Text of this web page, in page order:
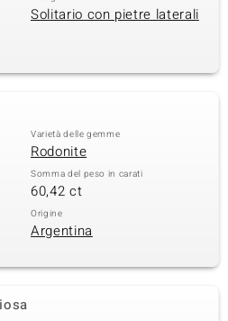
Solitario con pietre laterali
Varietà delle gemme
Rodonite
Somma del peso in carati
60,42 ct
Origine
Argentina